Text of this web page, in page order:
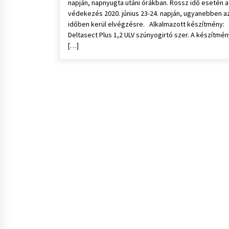
napján, napnyugta utáni órákban. Rossz idő esetén a
védekezés 2020. június 23-24. napján, ugyanebben
időben kerül elvégzésre. Alkalmazott készítmény:
Deltasect Plus 1,2 ULV szúnyogirtó szer. A
[…]